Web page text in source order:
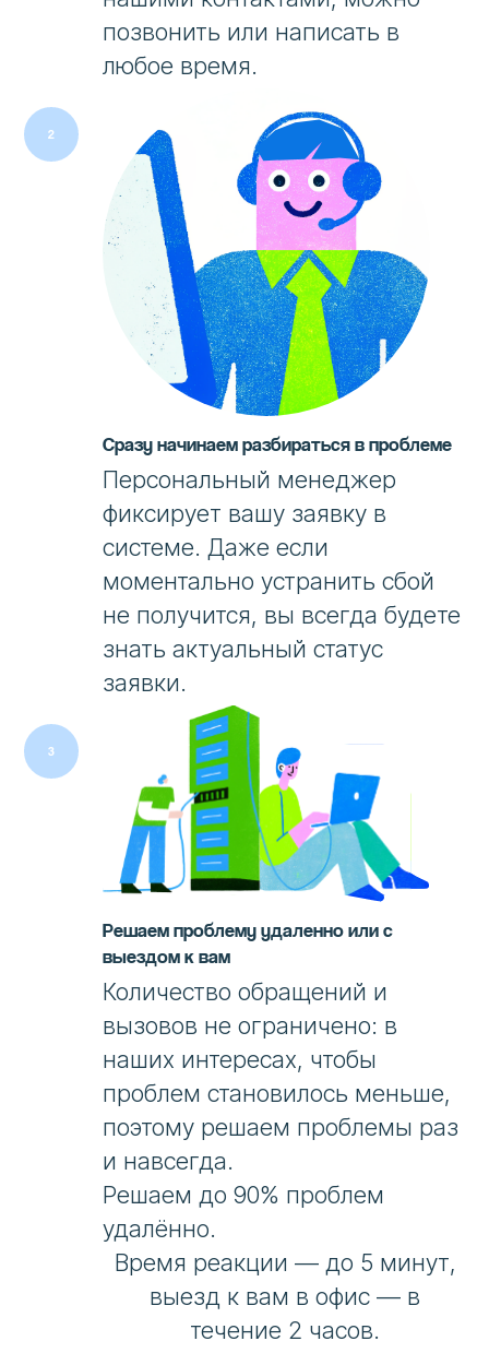
позвонить или написать в
любое время.
Сразу начинаем разбираться в проблеме
Персональный менеджер
фиксирует вашу заявку в
системе. Даже если
моментально устранить сбой
не получится, вы всегда будете
знать актуальный статус
заявки.
Решаем проблему удаленно или с
выездом к вам
Количество обращений и
вызовов не ограничено: в
наших интересах, чтобы
проблем становилось меньше,
поэтому решаем проблемы раз
и навсегда.
Решаем до 90% проблем
удалённо.
Время реакции — до 5 минут,
выезд к вам в офис — в
течение 2 часов.